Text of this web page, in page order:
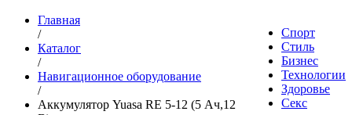
Спорт
Стиль
Бизнес
Технологии
Здоровье
Секс
Главная
/
Каталог
/
Навигационное оборудование
/
Аккумулятор Yuasa RE 5-12 (5 Ач,12